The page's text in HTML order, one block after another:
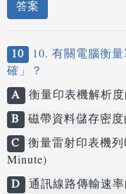
答案
10 10. 有關電腦衡
確」？
A 衡量印表機解析
B 磁帶資料儲存密
C 衡量雷射印表機
Minute)
D 通訊線路傳輸速